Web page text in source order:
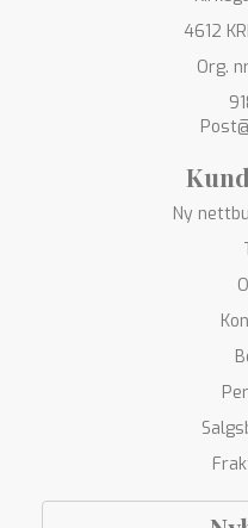
4612
Org.
Ny